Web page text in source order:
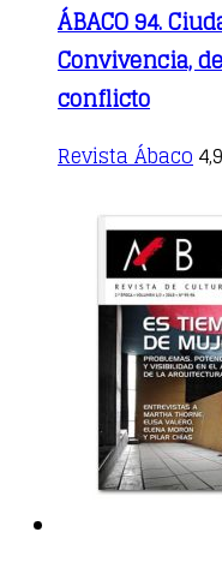
ÁBACO 94.
Convivencia,
conflicto
Revista Ábaco
be
on